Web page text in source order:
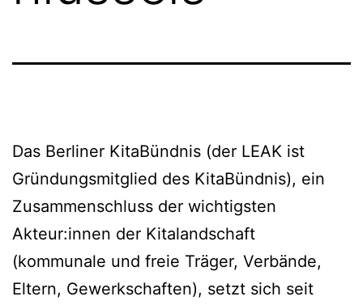
Das Berliner KitaBündnis (der LEAK ist
Gründungsmitglied des KitaBündnis), ein
Zusammenschluss der wichtigsten
Akteur:innen der Kitalandschaft
(kommunale und freie Träger, Verbände,
Eltern, Gewerkschaften), setzt sich seit